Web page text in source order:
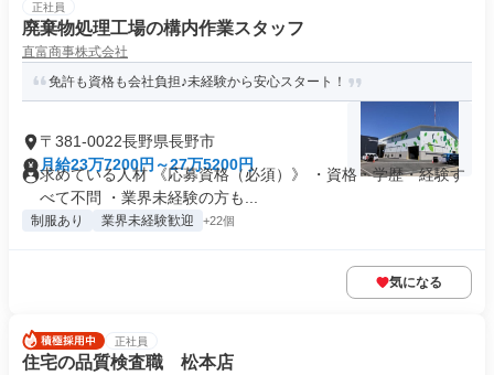
正社員
廃棄物処理工場の構内作業スタッフ
直富商事株式会社
免許も資格も会社負担♪未経験から安心スタート！
〒381-0022長野県長野市
月給23万7200円～27万5200円
求めている人材 《応募資格（必須）》 ・資格・学歴・経験す
べて不問 ・業界未経験の方も...
制服あり 業界未経験歓迎 +22個
気になる
正社員
住宅の品質検査職 松本店